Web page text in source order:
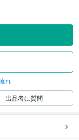
れ
出品者に質問